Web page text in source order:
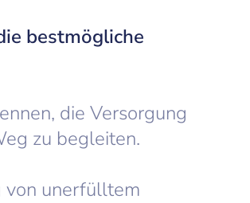
bestmögliche
die Versorgung
zu begleiten.
von unerfülltem